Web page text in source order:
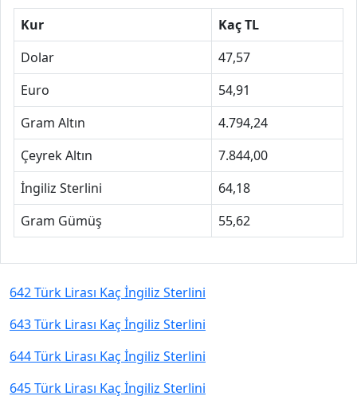
Kur
Kaç TL
Dolar
47,57
Euro
54,91
Gram Altın
4.794,24
Çeyrek Altın
7.844,00
İngiliz Sterlini
64,18
Gram Gümüş
55,62
642 Türk Lirası Kaç İngiliz Sterlini
643 Türk Lirası Kaç İngiliz Sterlini
644 Türk Lirası Kaç İngiliz Sterlini
645 Türk Lirası Kaç İngiliz Sterlini